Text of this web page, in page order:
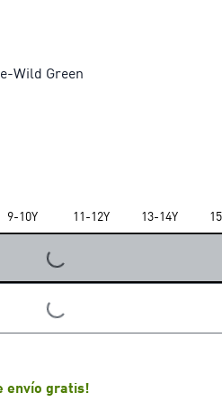
Wild Green
9-10Y 11-12Y 13-14Y
envío gratis!